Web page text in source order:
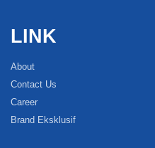
LINK
About
Contact Us
Career
Brand Eksklusif